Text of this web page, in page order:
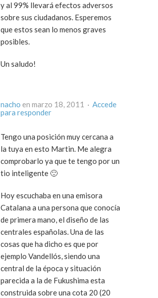
y al 99% llevará efectos adversos
sobre sus ciudadanos. Esperemos
que estos sean lo menos graves
posibles.
Un saludo!
nacho en marzo 18, 2011 · Accede
para responder
Tengo una posición muy cercana a
la tuya en esto Martin. Me alegra
comprobarlo ya que te tengo por un
tio inteligente 🙂
Hoy escuchaba en una emisora
Catalana a una persona que conocía
de primera mano, el diseño de las
centrales españolas. Una de las
cosas que ha dicho es que por
ejemplo Vandellós, siendo una
central de la época y situación
parecida a la de Fukushima esta
construida sobre una cota 20 (20